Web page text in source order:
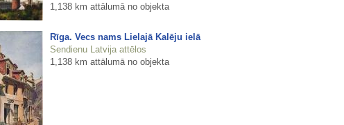
1,138 km attālumā no objekta
Rīga. Vecs nams Lielajā Kalēju ielā
Sendienu Latvija attēlos
1,138 km attālumā no objekta